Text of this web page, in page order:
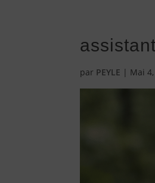
par PEYLE | Mai